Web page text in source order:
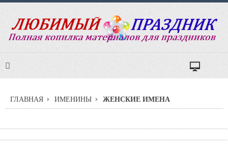
ГЛАВНАЯ ИМЕНИНЫ ЖЕНСКИЕ ИМЕНА